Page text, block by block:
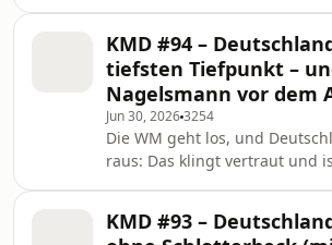
besonderen Momenten. Und:
bleibt von Cristiano Ronal
blicken die beiden auf den
von Julian Nagelsmann
schauen aber vor allem voraus
vielfältigen Aufgaben, die
Klopp bald als Bundestrainer
angehen muss. Außerdem
einen unerwarteten Preis für
und viel Lob für Kap Verde.
KMD #94 –
tiefsten Tiefpunkt –
Nagelsmann vor dem
Jun 30, 20263254
Die WM geht los, und
raus: Das klingt vertraut und
Außenseiter Paraguay
KMD #93 –